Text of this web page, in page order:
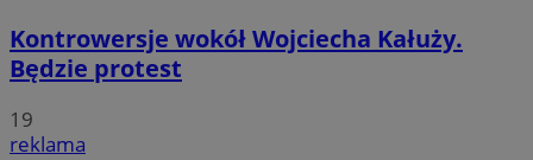
Kontrowersje wokół Wojciecha Kałuży.
Będzie protest
19
reklama